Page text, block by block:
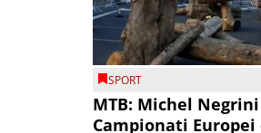
SPORT
MTB: Michel
Campionati